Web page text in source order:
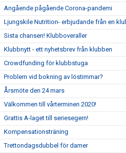
Angående pågående Corona-pandemi
Ljungskile Nutrition- erbjudande från en
Sista chansen! Klubboveraller
Klubbnytt - ett nyhetsbrev från klubben
Crowdfunding för klubbstuga
Problem vid bokning av löstimmar?
Årsmöte den 24 mars
Välkommen till vårterminen 2020!
Grattis A-laget till seriesegern!
Kompensationsträning
Trettondagsdubbel för damer